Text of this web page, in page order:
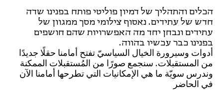
הכלים והתהליך של דמיון פוליטי פותח בפנינו שדה
חדש של עתידים. נאסוף צילומי מסך ממגוון של
עתידים ונבחן יחד מה האפשרויות שהם חושפים
בפנינו כבר עכשיו בהווה.
أدوات وسيرورة الخيال السياسيّ تفتح أمامنا حقلًا جديدًا
من المستقبلات. سنجمع صورًا من المُستقبلات الممكنة
وندرس سويّة ما هي الإمكانيات التي تطرحها أمامنا الآن
في الحاضر